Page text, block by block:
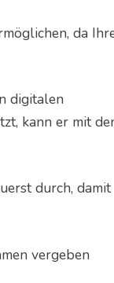
da
digitalen
kann er mit
durch, damit
vergeben